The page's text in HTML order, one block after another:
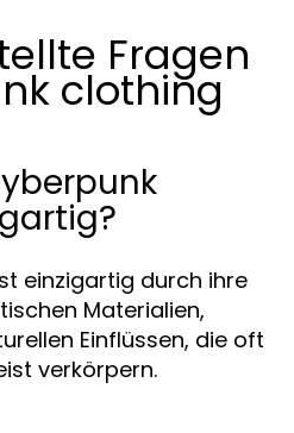
Fragen
clothing
einzigartig durch ihre
Materialien,
Einflüssen, die oft
verkörpern.